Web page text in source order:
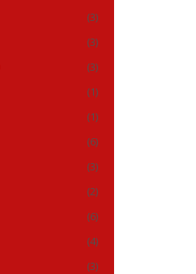
(3)
(3)
(3)
(1)
(1)
(6)
(3)
(2)
(6)
(4)
(3)